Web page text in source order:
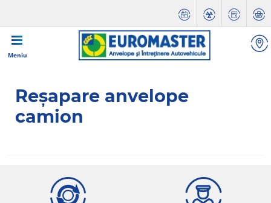
Meniu
Reșapare anvelope
camion